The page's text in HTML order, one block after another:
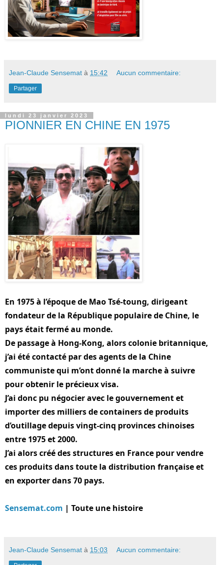
Jean-Claude Sensemat à 15:42 Aucun commentaire:
Partager
lundi 23 janvier 2023
PIONNIER EN CHINE EN 1975
En 1975 à l’époque de Mao Tsé-toung, dirigeant
fondateur de la République populaire de Chine, le
pays était fermé au monde.
De passage à Hong-Kong, alors colonie britannique,
j’ai été contacté par des agents de la Chine
communiste qui m’ont donné la marche à suivre
pour obtenir le précieux visa.
J’ai donc pu négocier avec le gouvernement et
importer des milliers de containers de produits
d’outillage depuis vingt-cinq provinces chinoises
entre 1975 et 2000.
J’ai alors créé des structures en France pour vendre
ces produits dans toute la distribution française et
en exporter dans 70 pays.
Sensemat.com | Toute une histoire
Jean-Claude Sensemat à 15:03 Aucun commentaire: